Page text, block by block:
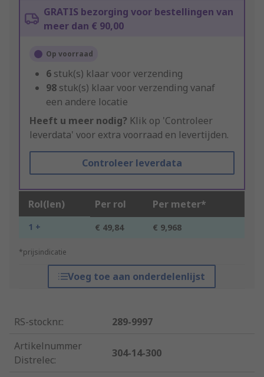
GRATIS bezorging voor bestellingen van
meer dan € 90,00
Op voorraad
6 stuk(s) klaar voor verzending
98 stuk(s) klaar voor verzending vanaf
een andere locatie
Heeft u meer nodig? Klik op 'Controleer
leverdata' voor extra voorraad en levertijden.
Controleer leverdata
Rol(len) Per rol Per meter*
1 + € 49,84 € 9,968
*prijsindicatie
Voeg toe aan onderdelenlijst
RS-stocknr.:
289-9997
Artikelnummer
Distrelec:
304-14-300